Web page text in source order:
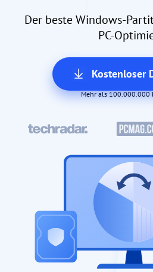
Der beste Windows-
PC-
Kostenloser
Mehr als 100.000.000